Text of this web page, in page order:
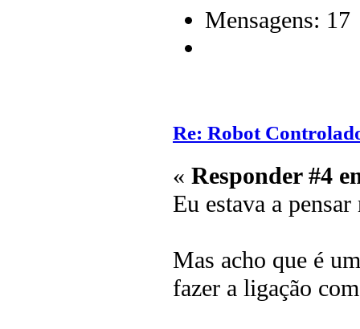
Mensagens: 17
Re: Robot
« Responder #4
Eu estava a
Mas acho que é
fazer a ligação